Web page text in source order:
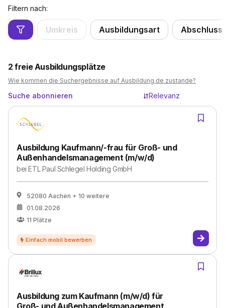
Filtern nach:
Umkreis Ausbildungsart Abschluss
2 freie Ausbildungsplätze
Wie kommen die Suchergebnisse auf Ausbildung.de zustande?
Suche abonnieren Relevanz
Ausbildung Kaufmann/-frau für Groß- und
Außenhandelsmanagement (m/w/d)
beiETL Paul Schlegel Holding GmbH
52080 Aachen + 10 weitere
01.08.2026
11 Plätze
Ausbildung zum Kaufmann (m/w/d) für
Groß- und Außenhandelsmanagement